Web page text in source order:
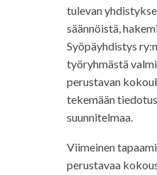
tulevan
säännöistä,
Syöpäyhdistys
työryhmästä
perustavan
tekemään
suunnitelmaa.
Viimeinen
perustavaa